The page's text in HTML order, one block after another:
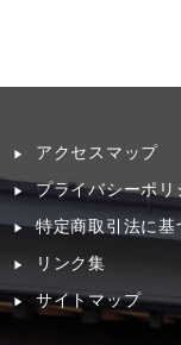
アクセスマップ
プライバシーポリ
特定商取引法に基
リンク集
サイトマップ